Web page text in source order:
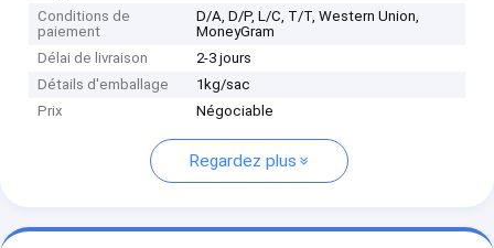
Conditions de
paiement
D/A, D/P, L/C, T/T, Western Union,
MoneyGram
Délai de livraison
2-3 jours
Détails d'emballage
1kg/sac
Prix
Négociable
Regardez plus